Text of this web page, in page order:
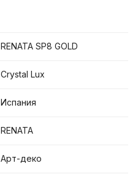
RENATA SP8 GOLD
Crystal Lux
Испания
RENATA
Арт-деко